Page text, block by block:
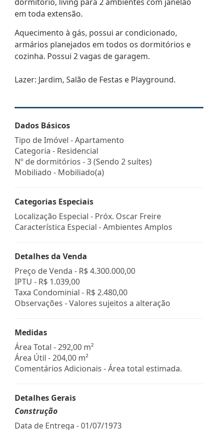
em toda extensão.
Aquecimento à gás, possui ar condicionado,
armários planejados em todos os dormitórios e
cozinha. Possui 2 vagas de garagem.
Lazer: Jardim, Salão de Festas e Playground.
Dados Básicos
Tipo de Imóvel - Apartamento
Categoria - Residencial
Nº de dormitórios - 3 (Sendo 2 suítes)
Mobiliado - Mobiliado(a)
Categorias Especiais
Localização Especial - Próx. Oscar Freire
Característica Especial - Ambientes Amplos
Detalhes da Venda
Preço de Venda - R$ 4.300.000,00
IPTU - R$ 1.039,00
Taxa Condominial - R$ 2.480,00
Observações - Valores sujeitos a alteração
Medidas
Área Total - 292,00 m²
Área Útil - 204,00 m²
Comentários Adicionais - Área total estimada.
Detalhes Gerais
Construção
Data de Entrega - 01/07/1973